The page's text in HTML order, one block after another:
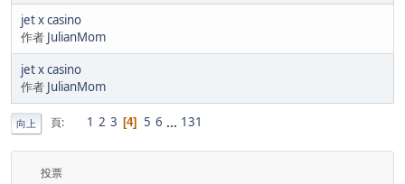
jet x casino
作者 JulianMom
jet x casino
作者 JulianMom
向上 頁 1 2 3 4 5 6 ... 131
投票